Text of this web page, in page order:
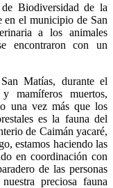
Biodiversidad de la
en el municipio de San
a los animales
encontraron con un
Matías, durante el
mamíferos muertos,
una vez más que los
es la fauna del
de Caimán yacaré,
estamos haciendo las
en coordinación con
de las personas
preciosa fauna